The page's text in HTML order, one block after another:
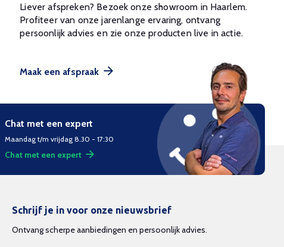
Liever afspreken? Bezoek onze showroom in Haarlem.
Profiteer van onze jarenlange ervaring, ontvang
persoonlijk advies en zie onze producten live in actie.
Maak een afspraak
Chat met een expert
Maandag t/m vrijdag 8.30 - 17:30
Chat met een expert
Schrijf je in voor onze nieuwsbrief
Ontvang scherpe aanbiedingen en persoonlijk advies.